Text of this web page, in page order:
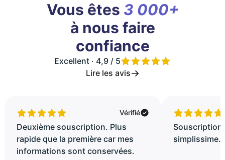
Vous êtes 3 000+
à nous faire
confiance
Excellent · 4,9 / 5
Lire les avis
Vérifié
Deuxième souscription. Plus
rapide que la première car mes
informations sont conservées.
Souscription